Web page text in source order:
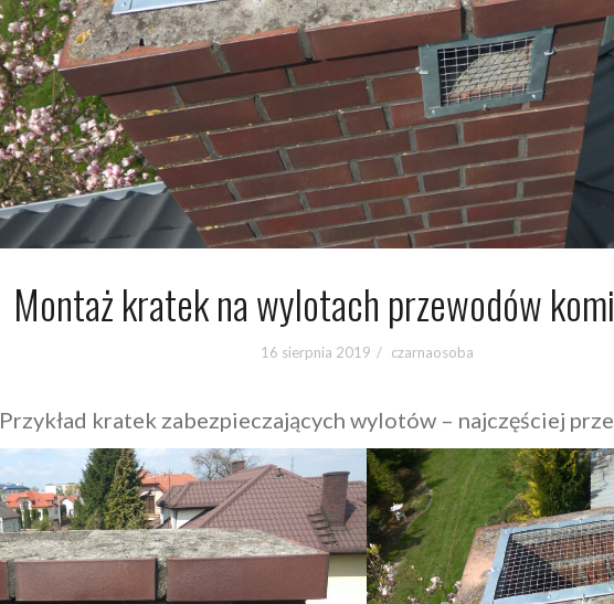
Montaż kratek na wylotach przewodów
16 sierpnia 2019 czarnaosoba
Przykład kratek zabezpieczających wylotów – najczęściej